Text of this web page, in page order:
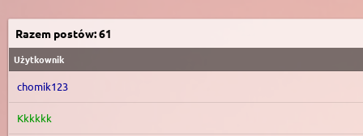
Razem postów: 61
Użytkownik
chomik123
Kkkkkk